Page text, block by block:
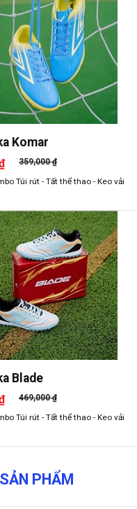
Komar
359,000 ₫
Túi rút - Tất thể thao - Keo vải
Blade
469,000 ₫
Túi rút - Tất thể thao - Keo vải
SẢN PHẨM